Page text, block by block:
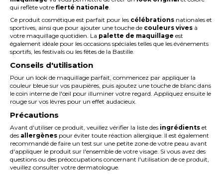
qui reflète votrefierté nationale
Ce produit cosmétique est parfait pour les célébrations nationales et
sportives, ainsi que pour ajouter une touche de couleurs vives à
votre maquillage quotidien. La palette de maquillage est
également idéale pour les occasions spéciales telles que les événements
sportifs, les festivals ou les fêtes de la Bastille.
Conseils d'utilisation
Pour un look de maquillage parfait, commencez par appliquer la
couleur bleue sur vos paupières, puis ajoutez une touche de blanc dans
le coin interne de l'œil pour illuminer votre regard. Appliquez ensuite le
rouge sur vos lèvres pour un effet audacieux.
Précautions
Avant d'utiliser ce produit, veuillez vérifier la liste des ingrédients et
des allergènes pour éviter toute réaction allergique. Il est également
recommandé de faire un test sur une petite zone de votre peau avant
d'appliquer le produit sur l'ensemble de votre visage. Si vous avez des
questions ou des préoccupations concernant l'utilisation de ce produit,
veuillez consulter votre dermatologue.